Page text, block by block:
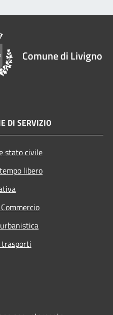
Comune di Livigno
DI SERVIZIO
stato civile
libero